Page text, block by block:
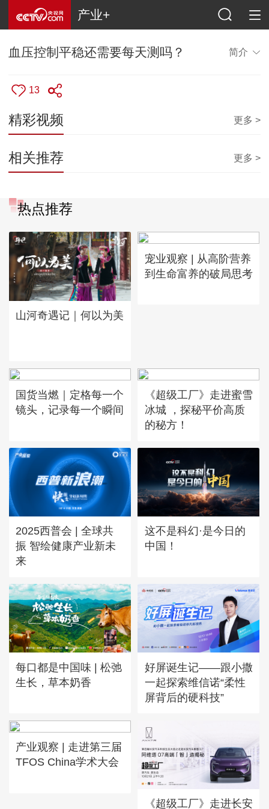
产业+
血压控制平稳还需要每天测吗？ 简介
13
精彩视频 更多 >
相关推荐 更多 >
热点推荐
山河奇遇记｜何以为美
宠业观察 | 从高阶营养
到生命富养的破局思考
国货当燃｜定格每一个
镜头，记录每一个瞬间
《超级工厂》走进蜜雪
冰城 ，探秘平价高质
的秘方！
2025西普会 | 全球共
振 智绘健康产业新未
来
这不是科幻·是今日的
中国！
每口都是中国味 | 松弛
生长，草本奶香
好屏诞生记——跟小撒
一起探索维信诺“柔性
屏背后的硬科技”
产业观察 | 走进第三届
TFOS China学术大会
《超级工厂》走进长安